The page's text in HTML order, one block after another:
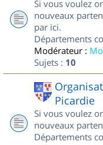
Si vous voulez
nouveaux
par ici.
Départements
Modérateur :
Sujets : 10
Picardie
Si vous voulez
nouveaux
Départements